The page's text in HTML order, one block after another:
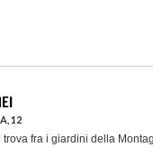
12
trova fra i giardini della